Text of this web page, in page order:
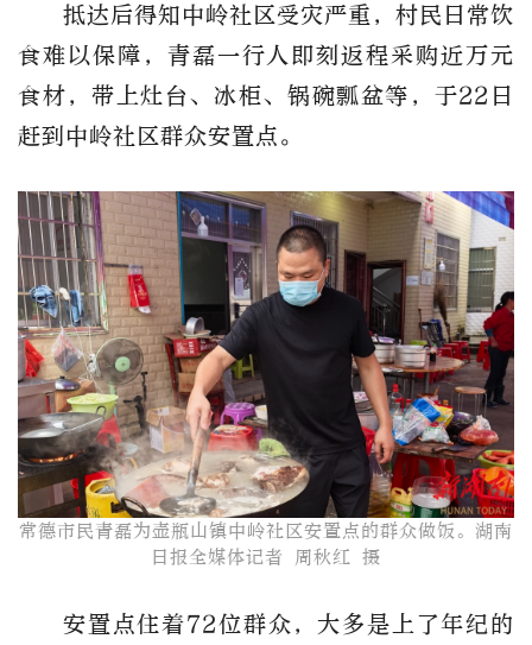
抵达后得知中岭社区受灾严重，村民日常饮
食难以保障，青磊一行人即刻返程采购近万元
食材，带上灶台、冰柜、锅碗瓢盆等，于22日
赶到中岭社区群众安置点。
常德市民青磊为壶瓶山镇中岭社区安置点的群众做饭。​湖南
日报全媒体记者 周秋红 摄
安置点住着72位群众，大多是上了年纪的